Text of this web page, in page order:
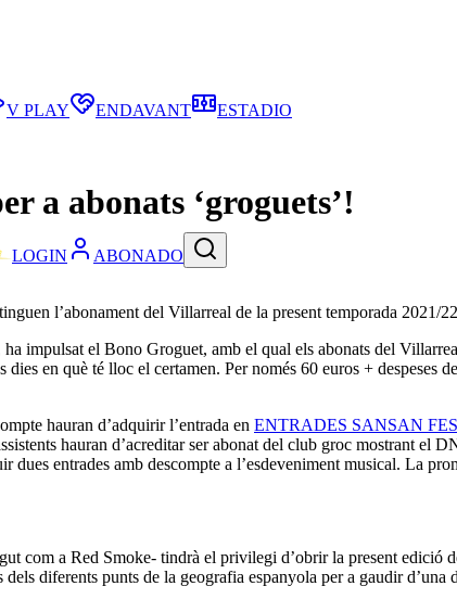
LOGIN ABONADO
V PLAY ENDAVANT ESTADIO
a abonats ‘groguets’!
l’abonament del Villarreal de la present temporada 2021/22
impulsat el Bono Groguet, amb el qual els abonats del
en què té lloc el certamen. Per només 60 euros + despeses
hauran d’adquirir l’entrada en ENTRADES SANSAN
hauran d’acreditar ser abonat del club groc mostrant el
entrades amb descompte a l’esdeveniment musical. La
com a Red Smoke- tindrà el privilegi d’obrir la present
diferents punts de la geografia espanyola per a gaudir d’una